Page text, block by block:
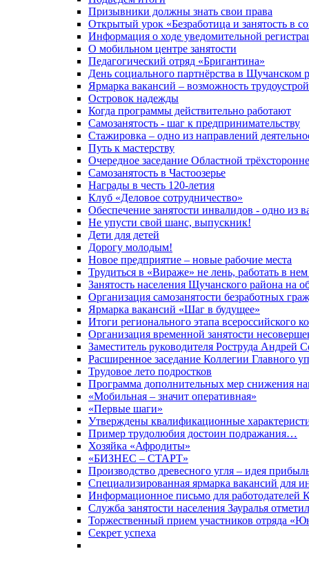
Призывники должны знать свои права
Открытый урок «Безработица и занятость в
Информация о ходе уведомительной
О мобильном центре занятости
Педагогический отряд «Бригантина»
День социального партнёрства в Щучанском
Ярмарка вакансий – возможность
Островок надежды
Когда программы действительно работают
Самозанятость - шаг к предпринимательству
Стажировка – одно из направлений
Путь к мастерству
Очередное заседание Областной
Самозанятость в Частоозерье
Награды в честь 120-летия
Клуб «Деловое сотрудничество»
Обеспечение занятости инвалидов - одно из
Не упусти свой шанс, выпускник!
Дети для детей
Дорогу молодым!
Новое предприятие – новые рабочие места
Трудиться в «Вираже» не лень, работать в
Занятость населения Щучанского района на
Организация самозанятости безработных
Ярмарка вакансий «Шаг в будущее»
Итоги регионального этапа всероссийского
Организация временной занятости
Заместитель руководителя Роструда Андрей
Расширенное заседание Коллегии Главного
Трудовое лето подростков
Программа дополнительных мер снижения
«Мобильная – значит оперативная»
«Первые шаги»
Утверждены квалификационные
Пример трудолюбия достоин подражания…
Хозяйка «Афродиты»
«БИЗНЕС – СТАРТ»
Производство древесного угля – идея
Специализированная ярмарка вакансий для
Информационное письмо для работодателей
Служба занятости населения Зауралья
Торжественный прием участников отряда
Секрет успеха